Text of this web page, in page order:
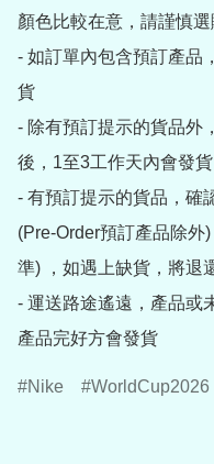
顏色比較在意，請謹慎選
- 如訂單內包含預訂產品
貨
- 除有預訂提示的貨品外
後，1至3工作天內會發貨
- 有預訂提示的貨品，確
(Pre-Order預訂產品除外
準) ，如遇上缺貨，將退
- 運送路途遙遠，產品或
產品完好方會發貨
Nike WorldCup2026